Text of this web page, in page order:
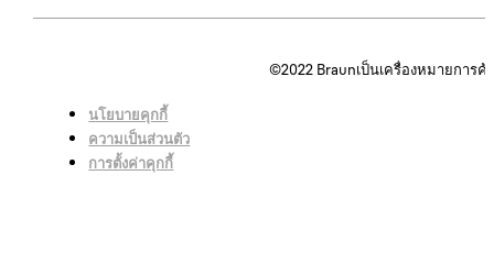
©2022 Braunเป็นเครื่องหมายการ
นโยบายคุกกี้
ความเป็นส่วนตัว
การตั้งค่าคุกกี้